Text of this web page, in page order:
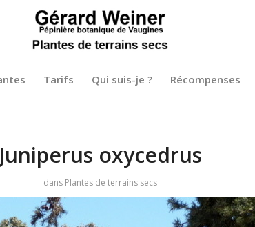
Tarifs Qui suis-je ? Récompenses
Juniperus oxycedrus
dans Plantes de terrains secs